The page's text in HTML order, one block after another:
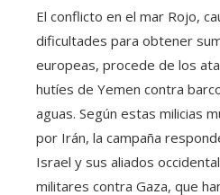
El conflicto en el mar Rojo,
dificultades para obtener
europeas, procede de los
hutíes de Yemen contra
aguas. Según estas milicias
por Irán, la campaña
Israel y sus aliados
militares contra Gaza, que